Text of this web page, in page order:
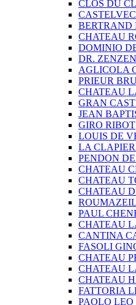
CLOS DU
BERTRAND
CHATEAU
DOMINIO
DR. ZENZEN
AGLICOLA
PRIEUR
CHATEAU
GRAN
JEAN
GIRO RIBOT
LOUIS DE
LA
PENDON
CHATEAU
CHATEAU
CHATEAU
PAUL
CHATEAU
CANTINA
FASOLI
CHATEAU
CHATEAU
CHATEAU
FATTORIA
PAOLO LEO